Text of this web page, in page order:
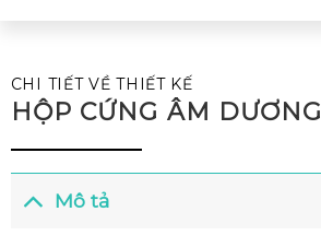
CHI TIẾT VỀ THIẾT KẾ
HỘP CỨNG ÂM DƯƠNG
Mô tả